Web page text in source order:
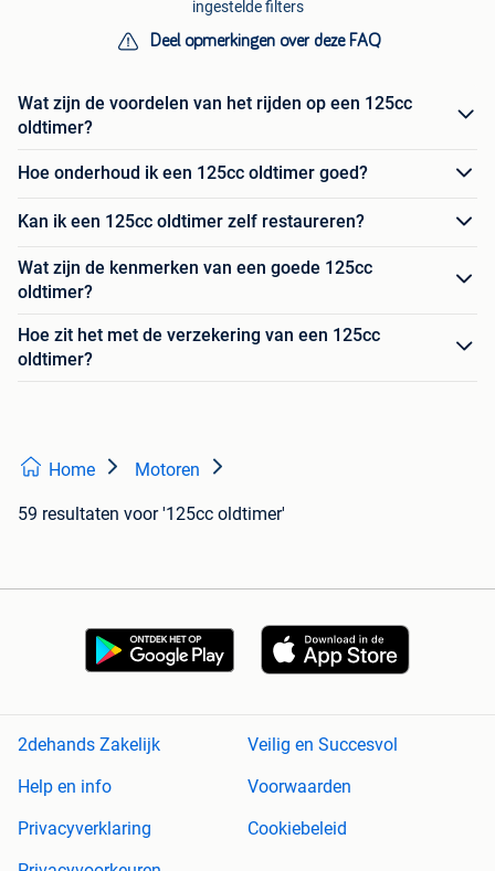
ingestelde filters
Deel opmerkingen over deze FAQ
Wat zijn de voordelen van het rijden op een 125cc
oldtimer?
Hoe onderhoud ik een 125cc oldtimer goed?
Kan ik een 125cc oldtimer zelf restaureren?
Wat zijn de kenmerken van een goede 125cc
oldtimer?
Hoe zit het met de verzekering van een 125cc
oldtimer?
Home Motoren
59 resultaten voor '125cc oldtimer'
2dehands Zakelijk
Veilig en Succesvol
Help en info
Voorwaarden
Privacyverklaring
Cookiebeleid